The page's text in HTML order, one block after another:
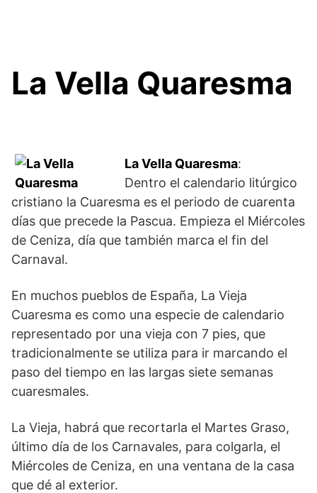
La Vella Quaresma
La Vella Quaresma:
Dentro el calendario litúrgico
cristiano la Cuaresma es el periodo de cuarenta
días que precede la Pascua. Empieza el Miércoles
de Ceniza, día que también marca el fin del
Carnaval.
En muchos pueblos de España, La Vieja
Cuaresma es como una especie de calendario
representado por una vieja con 7 pies, que
tradicionalmente se utiliza para ir marcando el
paso del tiempo en las largas siete semanas
cuaresmales.
La Vieja, habrá que recortarla el Martes Graso,
último día de los Carnavales, para colgarla, el
Miércoles de Ceniza, en una ventana de la casa
que dé al exterior.